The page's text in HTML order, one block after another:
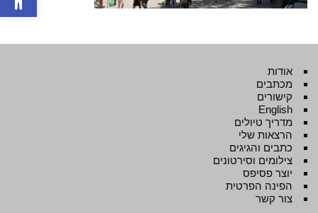
אודות
מכתבים
קישורים
English
מדריך טיולים
הרצאות שלי
כתבים והגיגים
צילומים וסירטונים
יוצר פסיפס
הפינה הפרטית
צור קשר